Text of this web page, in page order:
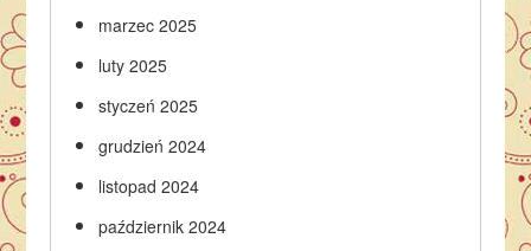
marzec 2025
luty 2025
styczeń 2025
grudzień 2024
listopad 2024
październik 2024